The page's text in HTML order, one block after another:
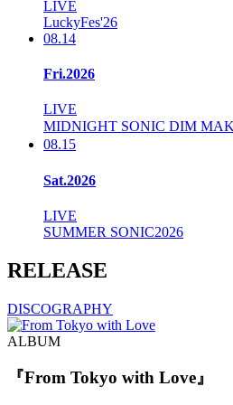
LIVE
LuckyFes'26
08.14
Fri.2026
LIVE
MIDNIGHT SONIC DIM
08.15
Sat.2026
LIVE
SUMMER SONIC2026
RELEASE
DISCOGRAPHY
ALBUM
『From Tokyo with Love』